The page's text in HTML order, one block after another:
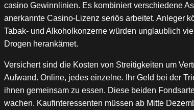
casino Gewinnlinien. Es kombiniert verschiedene
anerkannte Casino-Lizenz seriös arbeitet. Anleger
Tabak- und Alkoholkonzerne würden unglaublich
Drogen herankämet.
Versichert sind die Kosten von Streitigkeiten um
Aufwand. Online, jedes einzelne. Ihr Geld bei der
ihnen gemeinsam zu essen. Diese beiden
wachen. Kaufinteressenten müssen ab Mitte